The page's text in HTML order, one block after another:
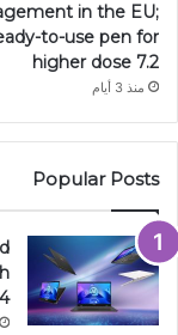
in the EU;
to-use pen for
higher dose 7.2
منذ 3 أيام
Popular Posts